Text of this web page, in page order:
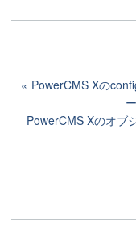
PowerCMS Xの
PowerCMS Xのオブ